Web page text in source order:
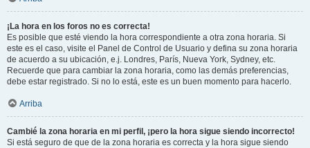
¡La hora en los foros no es correcta!
Es posible que esté viendo la hora correspondiente a otra zona horaria. Si
este es el caso, visite el Panel de Control de Usuario y defina su zona horaria
de acuerdo a su ubicación, e.j. Londres, París, Nueva York, Sydney, etc.
Recuerde que para cambiar la zona horaria, como las demás preferencias,
debe estar registrado. Si no lo está, este es un buen momento para hacerlo.
Arriba
Cambié la zona horaria en mi perfil, ¡pero la hora sigue siendo incorrecto!
Si está seguro de que de la zona horaria es correcta y la hora sigue siendo